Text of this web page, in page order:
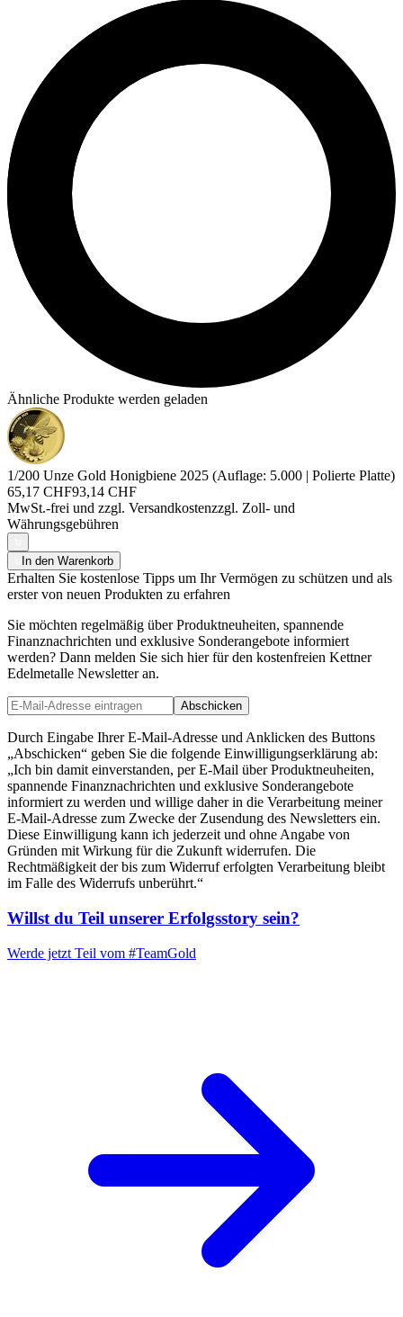
Ähnliche Produkte werden geladen
1/200 Unze Gold Honigbiene 2025 (Auflage: 5.000 | Polierte Platte)
65,17 CHF93,14 CHF
MwSt.-frei und zzgl. Versandkostenzzgl. Zoll- und
Währungsgebühren
In den Warenkorb
Erhalten Sie kostenlose Tipps um Ihr Vermögen zu schützen und als
erster von neuen Produkten zu erfahren
Sie möchten regelmäßig über Produktneuheiten, spannende
Finanznachrichten und exklusive Sonderangebote informiert
werden? Dann melden Sie sich hier für den kostenfreien Kettner
Edelmetalle Newsletter an.
Abschicken
Durch Eingabe Ihrer E-Mail-Adresse und Anklicken des Buttons
„Abschicken“ geben Sie die folgende Einwilligungserklärung ab:
„Ich bin damit einverstanden, per E-Mail über Produktneuheiten,
spannende Finanznachrichten und exklusive Sonderangebote
informiert zu werden und willige daher in die Verarbeitung meiner
E-Mail-Adresse zum Zwecke der Zusendung des Newsletters ein.
Diese Einwilligung kann ich jederzeit und ohne Angabe von
Gründen mit Wirkung für die Zukunft widerrufen. Die
Rechtmäßigkeit der bis zum Widerruf erfolgten Verarbeitung bleibt
im Falle des Widerrufs unberührt.“
Willst du Teil unserer Erfolgsstory sein?
Werde jetzt Teil vom #TeamGold